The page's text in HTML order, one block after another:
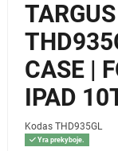
CASE |
IPAD
Kodas THD935GL
Yra prekyboje.